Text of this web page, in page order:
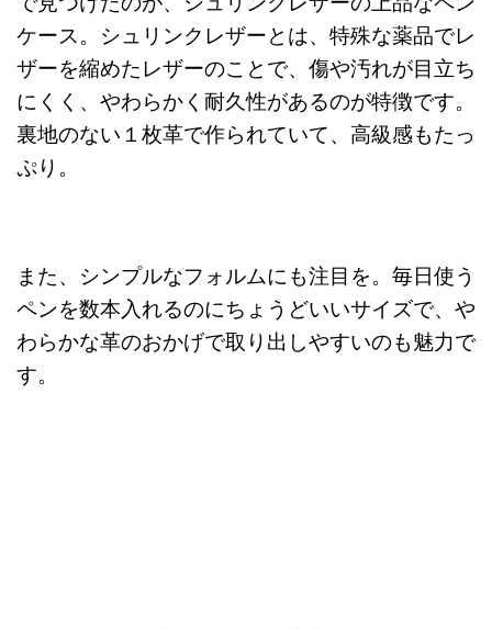
ケース。シュリンクレザーとは、特殊な薬品でレ
ザーを縮めたレザーのことで、傷や汚れが目立ち
にくく、やわらかく耐久性があるのが特徴です。
裏地のない１枚革で作られていて、高級感もたっ
ぷり。
また、シンプルなフォルムにも注目を。毎日使う
ペンを数本入れるのにちょうどいいサイズで、や
わらかな革のおかげで取り出しやすいのも魅力で
す。